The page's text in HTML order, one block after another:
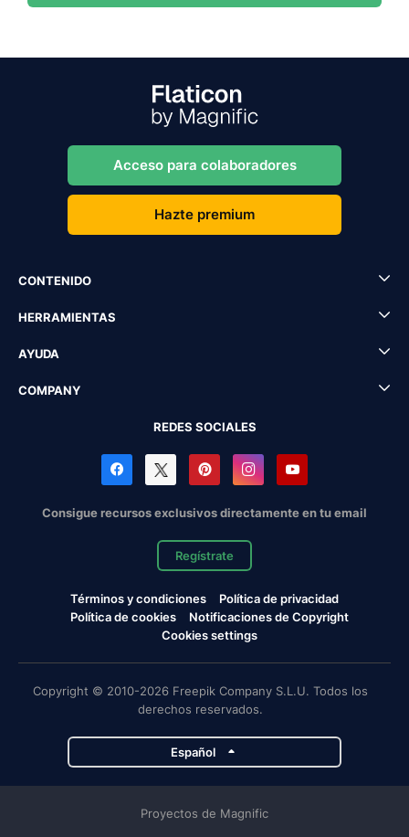
Acceso para colaboradores
Hazte premium
CONTENIDO
HERRAMIENTAS
AYUDA
COMPANY
REDES SOCIALES
Consigue recursos exclusivos directamente en tu email
Regístrate
Términos y condiciones
Política de privacidad
Política de cookies
Notificaciones de Copyright
Cookies settings
Copyright © 2010-2026 Freepik Company S.L.U. Todos los
derechos reservados.
Español
Proyectos de Magnific